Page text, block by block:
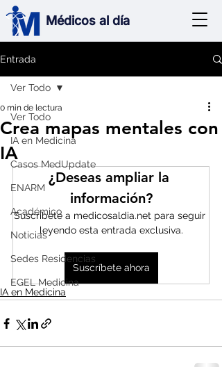
Médicos al día
Entrada
Ver Todo
IA en Medicina
Casos MedUpdate
ENARM
Académico
Noticias
Sedes Residencias
EGEL Medicina
Ver Todo
Crea mapas mentales ​con
IA
0 min de lectura
¿Deseas ampliar la
información?
Suscríbete a medicosaldia.net para seguir
leyendo esta entrada exclusiva.
Suscríbete ahora
IA en Medicina